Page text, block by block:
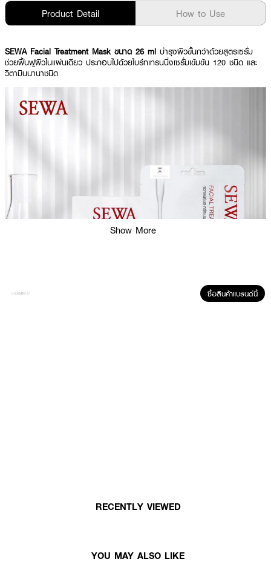
Product Detail How to Use
SEWA Facial Treatment Mask ขนาด 26 ml บำรุงผิวขั้นกว่าด้วยสูตรเซรั่ม
ช่วยฟื้นฟูผิวในแผ่นเดียว ประกอบไปด้วยไบร์ทเทรนนิ่งเซรั่มเข้มข้น 120 ชนิด และ
วิตามินนานาชนิด
● ปรับโครงสร้างผิวให้แข็งแรง
Show More
ซื้อสินค้าแบรนด์นี้
RECENTLY VIEWED
YOU MAY ALSO LIKE